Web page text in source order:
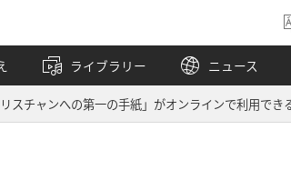
ライブラリー ニュース
スチャンへの第一の手紙」がオンラインで利用でき